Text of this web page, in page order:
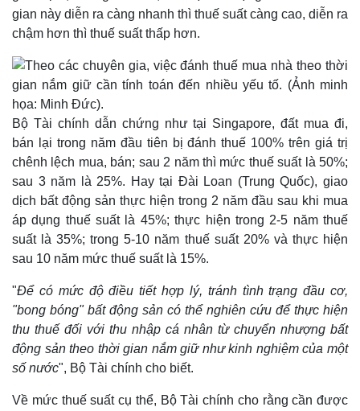
Doanh nghiệp
Thông tin doanh nghiệp
Doanh nghiệp 24h
Doanh nhân
Vì cộng đồng
Công nghệ
Tin Công nghệ
Trải nghiệm
gian này diễn ra càng nhanh thì thuế suất càng cao, diễn ra
chậm hơn thì thuế suất thấp hơn.
Bộ Tài chính dẫn chứng như tại Singapore, đất mua đi,
bán lại trong năm đầu tiên bị đánh thuế 100% trên giá trị
chênh lệch mua, bán; sau 2 năm thì mức thuế suất là 50%;
sau 3 năm là 25%. Hay tại Đài Loan (Trung Quốc), giao
dịch bất động sản thực hiện trong 2 năm đầu sau khi mua
áp dụng thuế suất là 45%; thực hiện trong 2-5 năm thuế
suất là 35%; trong 5-10 năm thuế suất 20% và thực hiện
sau 10 năm mức thuế suất là 15%.
"Để có mức độ điều tiết hợp lý, tránh tình trạng đầu cơ,
"bong bóng" bất động sản có thể nghiên cứu để thực hiện
thu thuế đối với thu nhập cá nhân từ chuyển nhượng bất
động sản theo thời gian nắm giữ như kinh nghiệm của một
số nước", Bộ Tài chính cho biết.
Về mức thuế suất cụ thể, Bộ Tài chính cho rằng cần được